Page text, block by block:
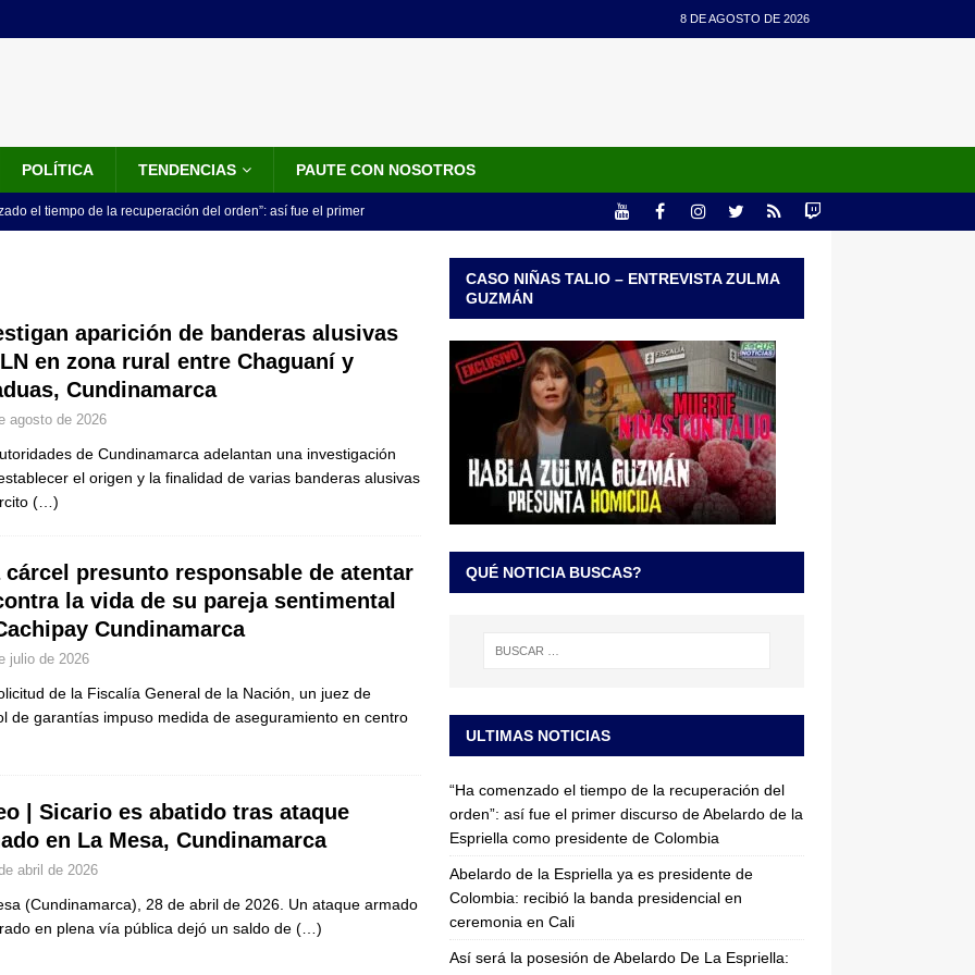
8 DE AGOSTO DE 2026
POLÍTICA TENDENCIAS PAUTE CON NOSOTROS
el tiempo de la recuperación del orden”: así fue el primer
LO ÚLTIMO
de Abelardo De La Espriella: recibirá la banda presidencial
en el Cantón Pichincha LO ÚLTIMO
no asistirá a la posesión de Abelardo de la Espriella y llama a
LO ÚLTIMO
de la banda presidencial que portará Abelardo De La
aparición de banderas alusivas
en zona rural entre Chaguaní y
Cundinamarca
agosto de 2026
de Cundinamarca adelantan una investigación
el origen y la finalidad de varias banderas alusivas
(…)
cárcel presunto responsable de atentar
la vida de su pareja sentimental
Cundinamarca
julio de 2026
de la Fiscalía General de la Nación, un juez de
de garantías impuso medida de aseguramiento en centro
| Sicario es abatido tras ataque
en La Mesa, Cundinamarca
abril de 2026
(Cundinamarca), 28 de abril de 2026. Un ataque armado
en plena vía pública dejó un saldo de (…)
CASO NIÑAS TALIO – ENTREVISTA ZULMA
GUZMÁN
QUÉ NOTICIA BUSCAS?
ULTIMAS NOTICIAS
“Ha comenzado el tiempo de la recuperación del
orden”: así fue el primer discurso de Abelardo de la
Espriella como presidente de Colombia
Abelardo de la Espriella ya es presidente de
Colombia: recibió la banda presidencial en
ceremonia en Cali
Así será la posesión de Abelardo De La Espriella: